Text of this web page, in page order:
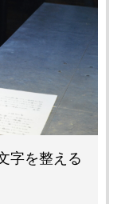
字を整える